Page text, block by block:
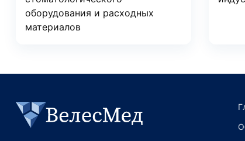
оборудования и расходных
материалов